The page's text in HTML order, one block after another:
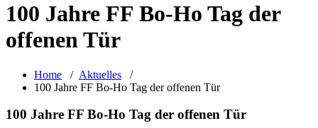
100 Jahre FF Bo-Ho Tag der
offenen Tür
Home / Aktuelles /
100 Jahre FF Bo-Ho Tag der offenen Tür
100 Jahre FF Bo-Ho Tag der offenen Tür